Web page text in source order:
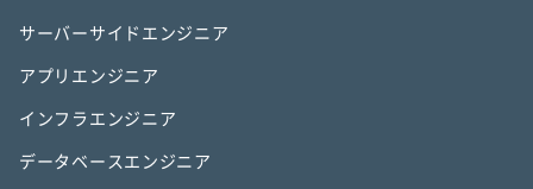
サーバーサイドエンジニア
アプリエンジニア
インフラエンジニア
データベースエンジニア